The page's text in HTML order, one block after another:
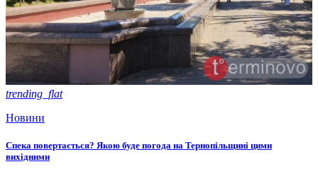
trending_flat
Новини
Спека повертається? Якою буде погода на Тернопільщині цими
вихідними